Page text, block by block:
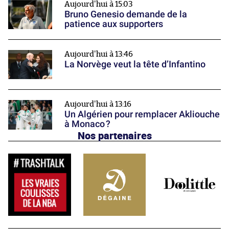
Aujourd'hui à 15:03
Bruno Genesio demande de la
patience aux supporters
Aujourd'hui à 13:46
La Norvège veut la tête d’Infantino
Aujourd'hui à 13:16
Un Algérien pour remplacer Akliouche
à Monaco ?
Nos partenaires